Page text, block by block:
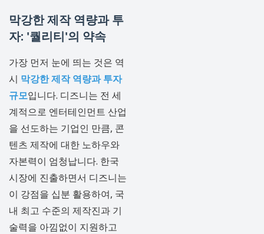
막강한 제작 역량과 투
자: '퀄리티'의 약속
가장 먼저 눈에 띄는 것은 역
시 막강한 제작 역량과 투자
규모입니다. 디즈니는 전 세
계적으로 엔터테인먼트 산업
을 선도하는 기업인 만큼, 콘
텐츠 제작에 대한 노하우와
자본력이 엄청납니다. 한국
시장에 진출하면서 디즈니는
이 강점을 십분 활용하여, 국
내 최고 수준의 제작진과 기
술력을 아낌없이 지원하고